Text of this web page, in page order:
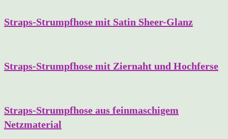
Straps-Strumpfhose mit Satin Sheer-Glanz
Straps-Strumpfhose mit Ziernaht und Hochferse
Straps-Strumpfhose aus feinmaschigem
Netzmaterial